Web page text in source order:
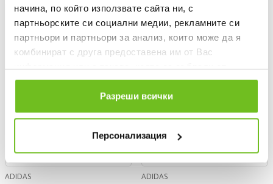
начина, по който използвате сайта ни, с
партньорските си социални медии, рекламните си
партньори и партньори за анализ, които може да я
комбинират с друга предоставена им от Вас
ползването от Ваша страна на услугите им.
Разреши всички
Персонализация
ADIDAS ADIDAS